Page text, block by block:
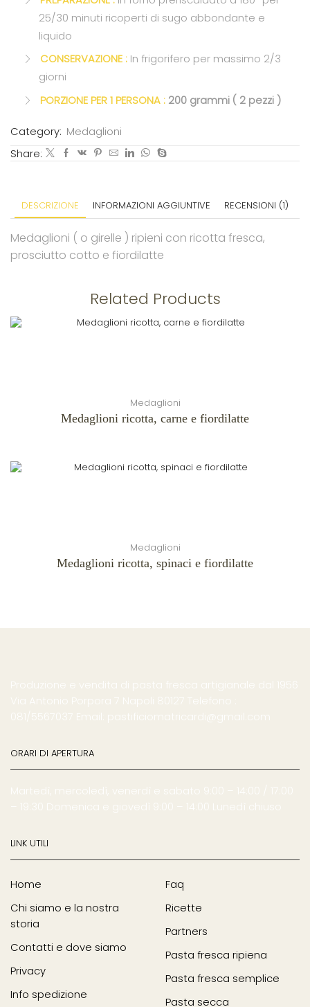
25/30 minuti ricoperti di sugo abbondante e
liquido
CONSERVAZIONE : In frigorifero per massimo 2/3
giorni
PORZIONE PER 1 PERSONA :200 grammi ( 2 pezzi )
Category: Medaglioni
Share:
DESCRIZIONE INFORMAZIONI AGGIUNTIVE RECENSIONI (1)
Medaglioni ( o girelle ) ripieni con ricotta fresca,
prosciutto cotto e fiordilatte
Related Products
Medaglioni
Medaglioni ricotta, carne e fiordilatte
Medaglioni
Medaglioni ricotta, spinaci e fiordilatte
Produzione e vendita di pasta fresca artigianale dal 1956
Via Antonio Porpora 7 Napoli 80127 Telefono :
081/5567037 Email: pastificiomatricardi@gmail.com
ORARI DI APERTURA
Martedì, mercoledì, venerdì e sabato 9:00 – 14:00 / 17:00
– 19:30 Domenica e giovedì 9:00 – 14:00 Lunedì chiuso
LINK UTILI
Home
Chi siamo e la nostra
storia
Contatti e dove siamo
Privacy
Info spedizione
Faq
Ricette
Partners
Pasta fresca ripiena
Pasta fresca semplice
Pasta secca